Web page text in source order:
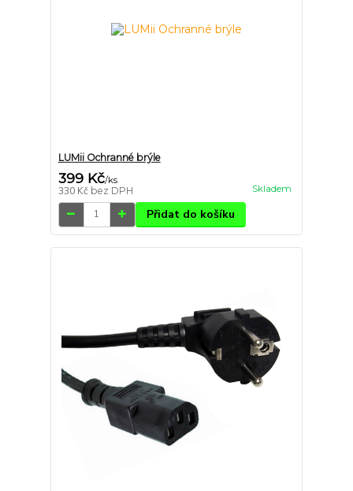
LUMii Ochranné brýle
399 Kč/ks
330 Kč bez DPH Skladem
Přidat do košíku